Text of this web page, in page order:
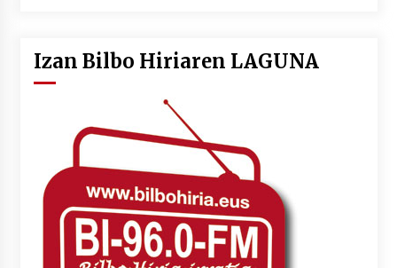
Izan Bilbo Hiriaren LAGUNA